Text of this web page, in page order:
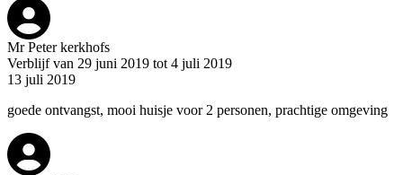
Mr Peter kerkhofs
Verblijf van 29 juni 2019 tot 4 juli 2019
13 juli 2019
goede ontvangst, mooi huisje voor 2 personen, prachtige omgeving